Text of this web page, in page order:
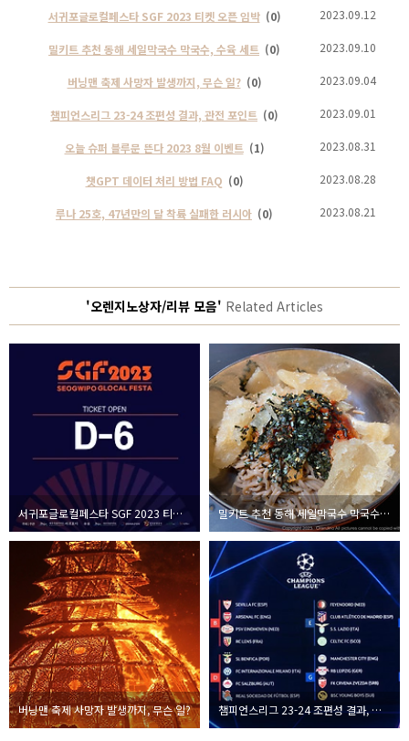
서귀포글로컬페스타 SGF 2023 티켓 오픈 임박 (0) 2023.09.12
밀키트 추천 동해 세일막국수 막국수, 수육 세트 (0) 2023.09.10
버닝맨 축제 사망자 발생까지, 무슨 일? (0) 2023.09.04
챔피언스리그 23-24 조편성 결과, 관전 포인트 (0) 2023.09.01
오늘 슈퍼 블루문 뜬다 2023 8월 이벤트 (1) 2023.08.31
챗GPT 데이터 처리 방법 FAQ (0) 2023.08.28
루나 25호, 47년만의 달 착륙 실패한 러시아 (0) 2023.08.21
'오렌지노상자/리뷰 모음' Related Articles
서귀포글로컬페스타 SGF 2023 티켓 오픈 임박 밀키트 추천 동해 세일막국수 막국수, 수육 세트
버닝맨 축제 사망자 발생까지, 무슨 일? 챔피언스리그 23-24 조편성 결과, 관전 포인트